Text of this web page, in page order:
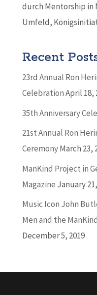
durch Mentorship in
Umfeld,
Recent
23rd Annual Ron
CelebrationApril 18,
35th Anniversary
21st Annual Ron
CeremonyMarch 23,
ManKind Project in
Magazine January
Music Icon John
Men and the
December 5, 2019